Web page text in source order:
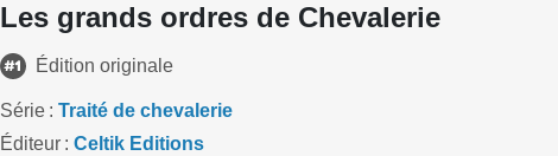
Les grands ordres de Chevalerie
Édition originale
Série
Traité de chevalerie
Éditeur
Celtik Editions